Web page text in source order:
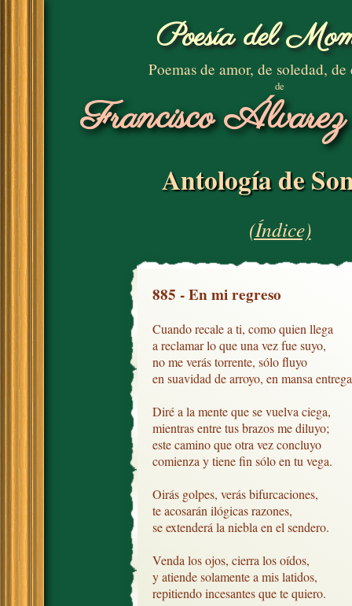
Poesía del
Poemas de amor, de soledad, de
de
Francisco
Antología de
(Índice)
885 - En mi regreso
Cuando recale a ti, como quien llega
a reclamar lo que una vez fue suyo,
no me verás torrente, sólo fluyo
en suavidad de arroyo, en mansa
Diré a la mente que se vuelva ciega,
mientras entre tus brazos me diluyo;
este camino que otra vez concluyo
comienza y tiene fin sólo en tu vega.
Oirás golpes, verás bifurcaciones,
te acosarán ilógicas razones,
se extenderá la niebla en el sendero.
Venda los ojos, cierra los oídos,
y atiende solamente a mis latidos,
repitiendo incesantes que te quiero.